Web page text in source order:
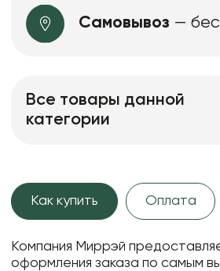
Самовывоз —
Все товары данной
категории
Как купить Оплата
Компания Миррэй
оформления заказа по самым